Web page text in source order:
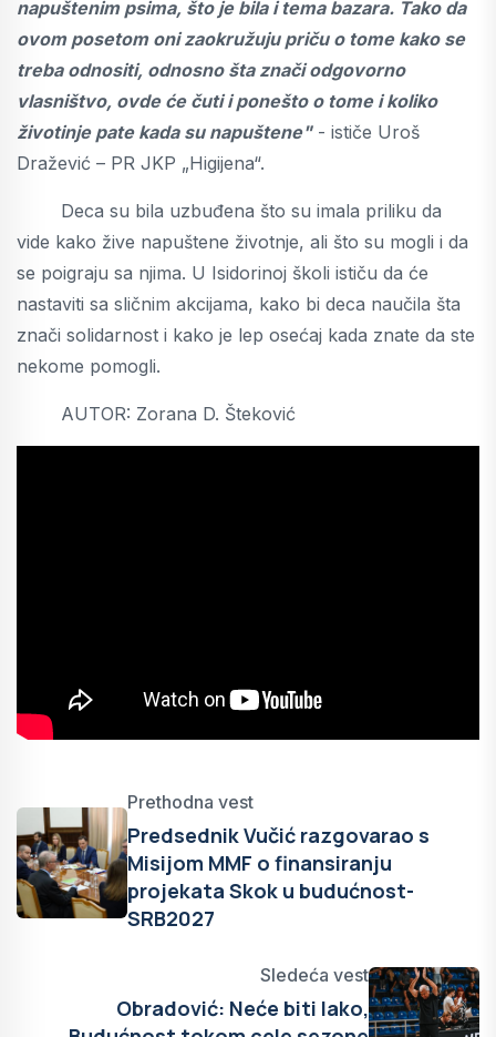
napuštenim psima, što je bila i tema bazara. Tako da
ovom posetom oni zaokružuju priču o tome kako se
treba odnositi, odnosno šta znači odgovorno
vlasništvo, ovde će čuti i ponešto o tome i koliko
životinje pate kada su napuštene"- ističe Uroš
Dražević – PR JKP „Higijena“.
Deca su bila uzbuđena što su imala priliku da
vide kako žive napuštene životnje, ali što su mogli i da
se poigraju sa njima. U Isidorinoj školi ističu da će
nastaviti sa sličnim akcijama, kako bi deca naučila šta
znači solidarnost i kako je lep osećaj kada znate da ste
nekome pomogli.
AUTOR: Zorana D. Šteković
Prethodna vest
Predsednik Vučić razgovarao s
Misijom MMF o finansiranju
projekata Skok u budućnost-
SRB2027
Sledeća vest
Obradović: Neće biti lako,